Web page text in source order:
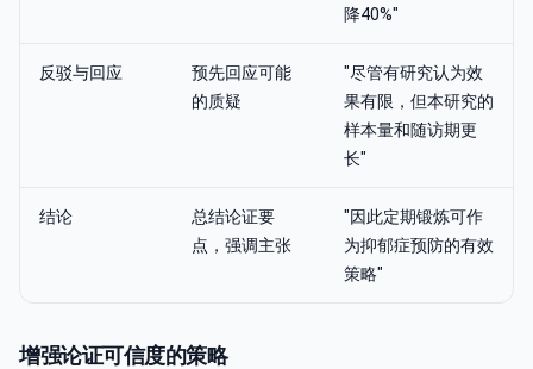
降40%"
反驳与回应
预先回应可能
的质疑
"尽管有研究认为效
果有限，但本研究的
样本量和随访期更
长"
结论
总结论证要
点，强调主张
"因此定期锻炼可作
为抑郁症预防的有效
策略"
增强论证可信度的策略